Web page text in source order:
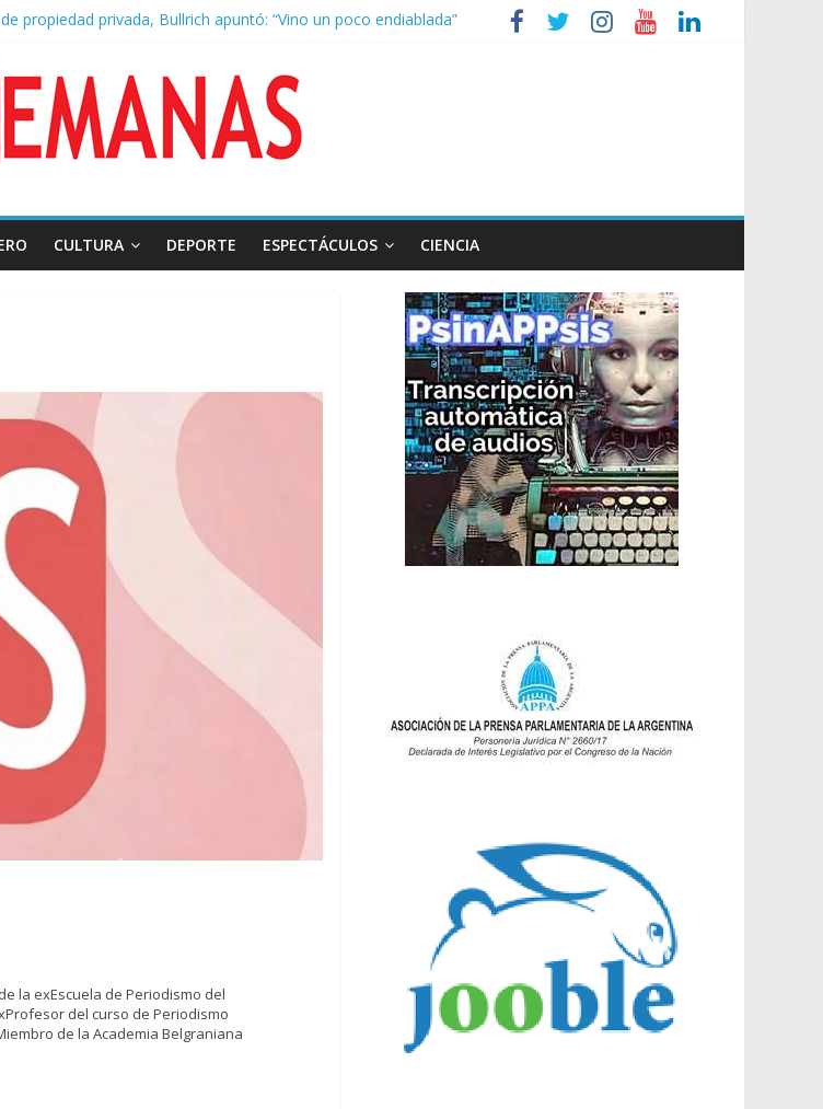
propiedad privada, Bullrich apuntó: “Vino un poco endiablada”
chocaron un tren y un colectivo: siete heridos
marcha a Plaza de Mayo de sindicatos y organizaciones sociales
Rud, histórico representante y conductor de TV
CULTURA DEPORTE ESPECTÁCULOS CIENCIA
la exEscuela de Periodismo del
del curso de Periodismo
de la Academia Belgraniana